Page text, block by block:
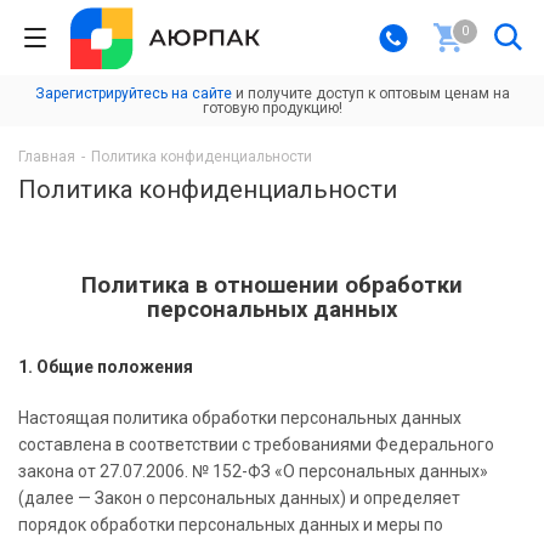
0
Зарегистрируйтесь на сайтеи получите доступ к оптовым ценам на
готовую продукцию!
Главная - Политика конфиденциальности
Политика конфиденциальности
Политика в отношении обработки
персональных данных
1. Общие положения
Настоящая политика обработки персональных данных
составлена в соответствии с требованиями Федерального
закона от 27.07.2006. № 152-ФЗ «О персональных данных»
(далее — Закон о персональных данных) и определяет
порядок обработки персональных данных и меры по